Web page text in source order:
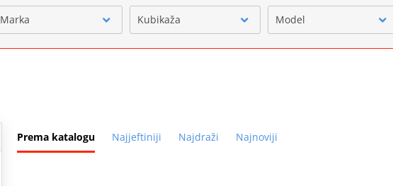
Marka Kubikaža Model
Prema katalogu Najjeftiniji Najdraži Najnoviji